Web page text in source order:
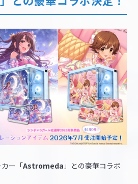
ー「Astromeda 」との豪華コラボ